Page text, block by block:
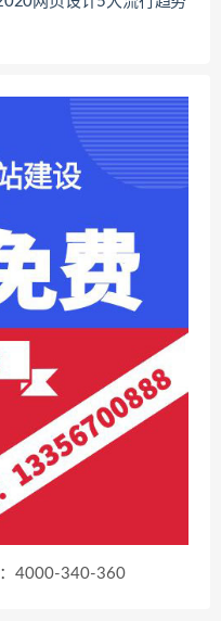
4000-340-360